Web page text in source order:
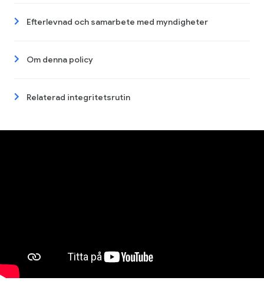
Efterlevnad och samarbete med myndigheter
Om denna policy
Relaterad integritetsrutin